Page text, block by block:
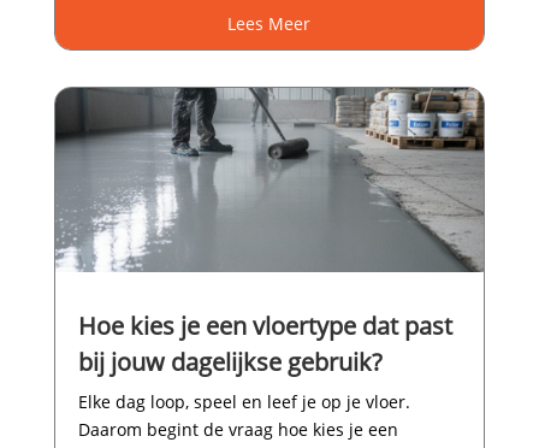
Lees Meer
Hoe kies je een vloertype dat past
bij jouw dagelijkse gebruik?
Elke dag loop, speel en leef je op je vloer.​
Daarom begint de vraag hoe kies je een